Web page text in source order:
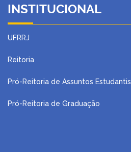
INSTITUCIONAL
UFRRJ
Reitoria
Pró-Reitoria de Assuntos Estudantis
Pró-Reitoria de Graduação